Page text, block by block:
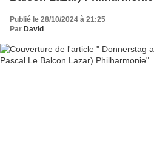
Publié le 28/10/2024 à 21:25
Par David